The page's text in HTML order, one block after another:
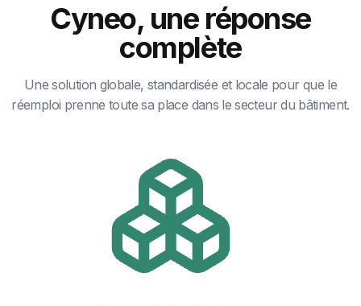
Cyneo, une réponse
complète
Une solution globale, standardisée et locale pour que le
réemploi prenne toute sa place dans le secteur du bâtiment.